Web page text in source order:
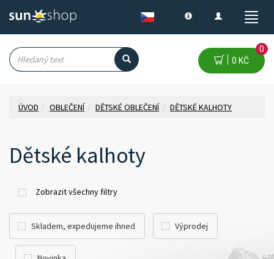
Toggle
Toggle
navigation
Toggle
0 KČ
0
ÚVOD OBLEČENÍ DĚTSKÉ OBLEČENÍ DĚTSKÉ KALHOTY
Dětské kalhoty
Zobrazit všechny filtry
Skladem, expedujeme ihned Výprodej